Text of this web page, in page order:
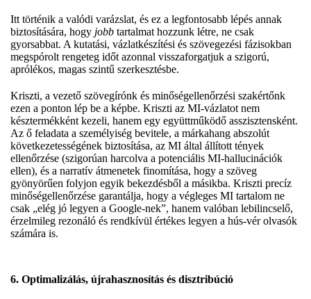
Itt történik a valódi varázslat, és ez a legfontosabb lépés annak
biztosítására, hogy jobb tartalmat hozzunk létre, ne csak
gyorsabbat. A kutatási, vázlatkészítési és szövegezési fázisokban
megspórolt rengeteg időt azonnal visszaforgatjuk a szigorú,
aprólékos, magas szintű szerkesztésbe.
Kriszti, a vezető szövegírónk és minőségellenőrzési szakértőnk
ezen a ponton lép be a képbe. Kriszti az MI-vázlatot nem
késztermékként kezeli, hanem egy együttműködő asszisztensként.
Az ő feladata a személyiség bevitele, a márkahang abszolút
következetességének biztosítása, az MI által állított tények
ellenőrzése (szigorúan harcolva a potenciális MI-hallucinációk
ellen), és a narratív átmenetek finomítása, hogy a szöveg
gyönyörűen folyjon egyik bekezdésből a másikba. Kriszti precíz
minőségellenőrzése garantálja, hogy a végleges MI tartalom ne
csak „elég jó legyen a Google-nek”, hanem valóban lebilincselő,
érzelmileg rezonáló és rendkívül értékes legyen a hús-vér olvasók
számára is.
6. Optimalizálás, újrahasznosítás és disztribúció